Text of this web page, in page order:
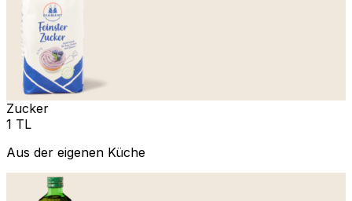
Zucker
1 TL
Aus der eigenen Küche